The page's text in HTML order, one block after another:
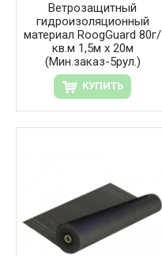
Ветрозащитный
гидроизоляционный
материал RoogGuard 80г/
кв.м 1,5м х 20м
(Мин.заказ-5рул.)
КУПИТЬ